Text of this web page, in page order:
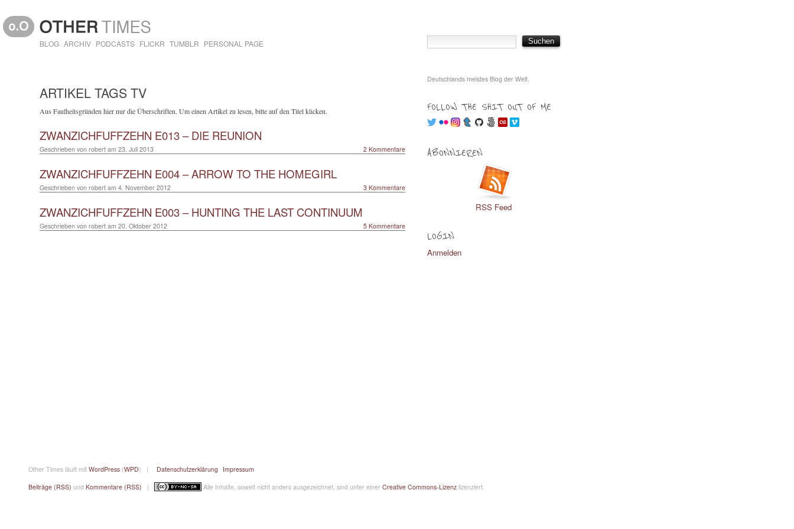
BLOG ARCHIV PODCASTS FLICKR TUMBLR PERSONAL PAGE
ARTIKEL TAGS TV
Aus Faulheitsgründen hier nur die Überschriften. Um einen Artikel zu lesen, bitte auf den Titel klicken.
ZWANZICHFUFFZEHN E013 – DIE REUNION
2 Kommentare
Geschrieben von robert am 23. Juli 2013
ZWANZICHFUFFZEHN E004 – ARROW TO THE HOMEGIRL
3 Kommentare
Geschrieben von robert am 4. November 2012
ZWANZICHFUFFZEHN E003 – HUNTING THE LAST CONTINUUM
5 Kommentare
Geschrieben von robert am 20. Oktober 2012
Deutschlands meistes Blog der Welt.
FOLLOW THE SHIT OUT OF ME
ABONNIEREN
RSS Feed
LOGIN
Anmelden
Other Times läuft mit WordPress (WPD) | Datenschutzerklärung Impressum
Beiträge (RSS) und Kommentare (RSS) | Alle Inhalte, soweit nicht anders ausgezeichnet, sind unter einer Creative Commons-Lizenz lizenziert.